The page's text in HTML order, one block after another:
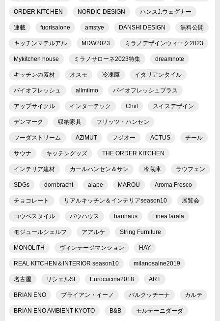
ORDER KITCHEN NORDIC DESIGN ハンスJ.ウェグナー
連載 fuorisalone amstye DANSHI DESIGN 無料公開
キッチンマテルアル MDW2023 ミラノデザインウィーク2023
Mykitchen house ミラノサローネ2023特集 dreamnote
キッチンの素材 オスモ 冷凍庫 イタリアンタイル
バイオフレッシュ allmilmo バイオフレッシュプラス
アップサイクル インターテック Chiil スイスデザイン
デンマーク 収納家具 フリッツ・ハンセン
ソーダストリーム AZIMUT フジオー ACTUS チール
サウナ キッチングッズ THE ORDER KITCHEN
インテリア建材 カールハンセン＆サン 冷蔵庫 ラウフェン
SDGs dornbracht alape MAROU Aroma Fresco
チョコレート リアルキッチン＆インテリアseason10 展覧会
コウベスタイル バウハウス bauhaus LineaTarala
モジュールシェルフ アアルケ String Furniture
MONOLITH ヴィンテージマンション HAY
REAL KITCHEN＆INTERIOR season10 milanosalne2019
名古屋 リシェルSI Eurocucina2018 ART
BRIAN ENO ブライアン・イーノ バルクッチーナ カルテ
BRIAN ENO AMBIENT KYOTO B&B モルテーニダーダ